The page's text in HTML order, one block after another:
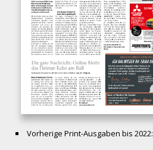
Vorherige Print-Ausgaben bis 2022: